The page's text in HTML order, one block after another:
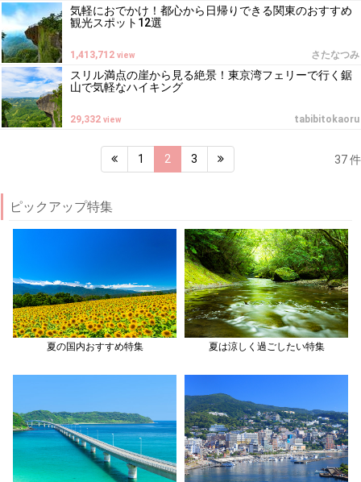
気軽におでかけ！都心から日帰りできる関東のおすすめ
観光スポット12選
さたなつみ
1,413,712 view
スリル満点の崖から見る絶景！東京湾フェリーで行く鋸
山で気軽なハイキング
tabibitokaoru
29,332 view
37 件
1 2 3
ピックアップ特集
夏の国内おすすめ特集 夏は涼しく過ごしたい特集